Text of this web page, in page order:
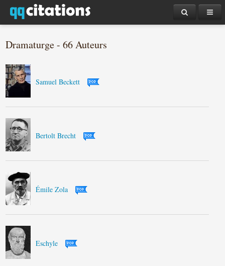
Dramaturge - 66 Auteurs
Samuel Beckett
Bertolt Brecht
Émile Zola
Eschyle